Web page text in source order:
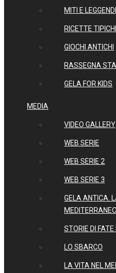
MITI E
RICETTE
GIOCHI ANTICHI
RASSEGNA
GELA FOR KIDS
MEDIA
VIDEO GALLERY
WEB SERIE
WEB SERIE 2
WEB SERIE 3
GELA ANTICA.
MEDITERRANEO
STORIE DI FATE
LO SBARCO
LA VITA NEL